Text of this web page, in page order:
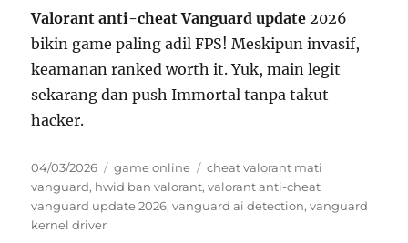
Valorant anti-cheat Vanguard update 2026
bikin game paling adil FPS! Meskipun invasif,
keamanan ranked worth it. Yuk, main legit
sekarang dan push Immortal tanpa takut
hacker.
Posted
on
04/03/2026 Categories
game online Tags
cheat valorant mati
vanguard, hwid ban valorant,valorant anti-cheat
vanguard update 2026,vanguard ai detection,vanguard
kernel driver